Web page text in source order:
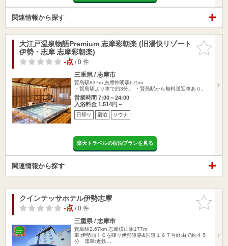
関連情報から探す
お気に入
りに追加
大江戸温泉物語Premium 志摩彩朝楽 (旧湯快リゾート
伊勢・志摩 志摩彩朝楽)
-点/ 0 件
三重県 / 志摩市
賢島駅837m 志摩神明駅675m
・賢島駅より車で約3分。 ・賢島駅から無料送迎車あり。
営業時間 7:00～24:00
入浴料金 1,514円～
日帰り 宿泊 サウナ
楽天トラベルの宿泊プランを見る
関連情報から探す
お気に入
りに追加
クインテッサホテル伊勢志摩
-点/ 0 件
三重県 / 志摩市
賢島駅2.67km 志摩横山駅177m
車:伊勢西ＩＣを降り伊勢道路&国道１６７号経由で約４５
分 電車:近鉄…